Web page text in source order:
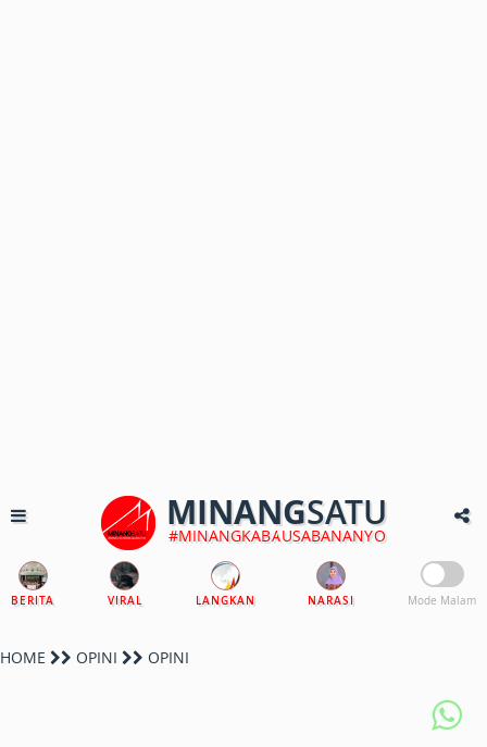
MINANGSATU
#MINANGKABAUSABANANYO
BERITA VIRAL LANGKAN NARASI Mode Malam
HOME OPINI OPINI